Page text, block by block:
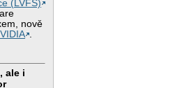
(LVFS)
nově
.
ale i